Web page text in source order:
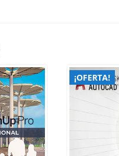
¡OFERTA!